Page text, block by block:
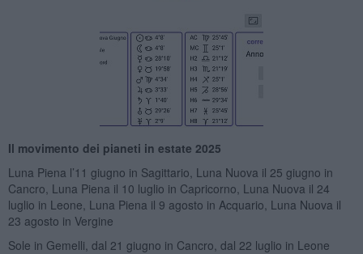
Il movimento dei pianeti in estate 2025
Luna Piena l’11 giugno in Sagittario, Luna Nuova il 25 giugno in
Cancro, Luna Piena il 10 luglio in Capricorno, Luna Nuova il 24
luglio in Leone, Luna Piena il 9 agosto in Acquario, Luna Nuova il
23 agosto in Vergine
Sole in Gemelli, dal 21 giugno in Cancro, dal 22 luglio in Leone